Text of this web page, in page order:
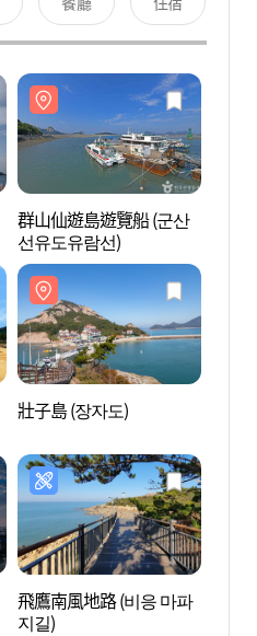
群山仙遊島遊覽船 (군산
선유도유람선)
壯子島 (장자도)
飛鷹南風地路 (비응 마파
지길)